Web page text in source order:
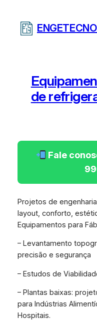
de
Fale
Projetos de
layout, conforto,
Equipamentos para
– Levantamento
precisão e segurança
– Estudos de
– Plantas baixas:
para Indústrias
Hospitais.